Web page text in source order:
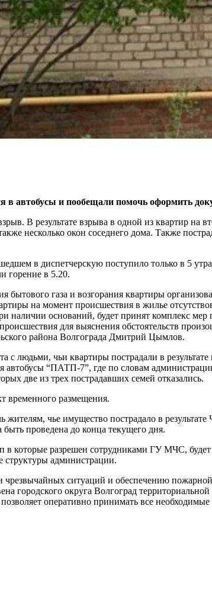
в автобусы и пообещали помочь оформить
В результате взрыва в одной из квартир
несколько окон соседнего дома. Также
в диспетчерскую поступило только в 5
горение в 5.20.
бытового газа и возгорания квартиры
на момент происшествия в жилье
оснований, будет принят комплекс мер
для выяснения обстоятельств
района Волгограда Дмитрий Цымлов.
с людьми, чьи квартиры пострадали в
“ПАТП-7”, где по словам
две из трех пострадавших семей отказались.
временного размещения.
чье имущество пострадало в
проведена до конца текущего дня.
в которые разрешен сотрудниками ГУ МЧС,
администрации.
ситуаций и обеспечению
городского округа Волгоград
оперативно принимать все